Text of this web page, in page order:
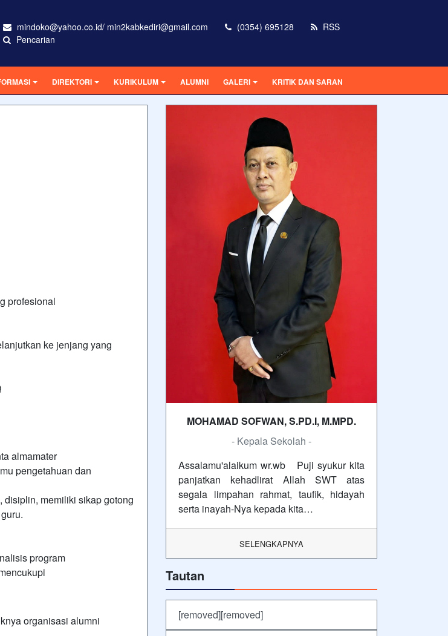
mindoko@yahoo.co.id/ min2kabkediri@gmail.com (0354) 695128
RSS
Pencarian
DIREKTORI KURIKULUM ALUMNI GALERI KRITIK DAN SARAN
profesional
ke jenjang yang
almamater
pengetahuan dan
disiplin, memiliki sikap gotong
program
organisasi alumni
MOHAMAD SOFWAN, S.PD.I, M.MPD.
- Kepala Sekolah -
Assalamu'alaikum wr.wb Puji syukur kita
panjatkan kehadlirat Allah SWT atas
segala limpahan rahmat, taufik, hidayah
serta inayah-Nya kepada kita…
SELENGKAPNYA
Tautan
[removed][removed]